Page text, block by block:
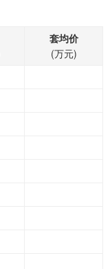
套均价
(万元)